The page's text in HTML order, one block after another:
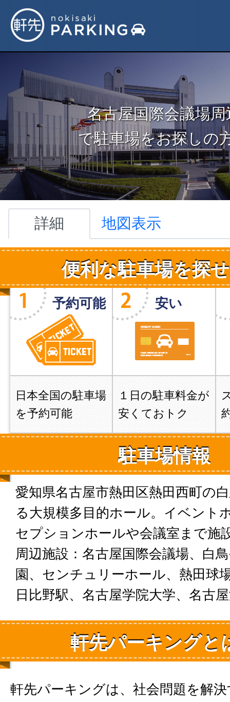
名古屋国際会議場周
で駐車場をお探しの
詳細 地図表示
便利な駐車場を探
予約可能
日本全国の駐車場
を予約可能
安い
１日の駐車料金が
安くておトク
駐車場情報
愛知県名古屋市熱田区熱田西町の
る大規模多目的ホール。イベント
セプションホールや会議室まで施
周辺施設：名古屋国際会議場、白
園、センチュリーホール、熱田球
日比野駅、名古屋学院大学、名古
軒先パーキングと
軒先パーキングは、社会問題を解